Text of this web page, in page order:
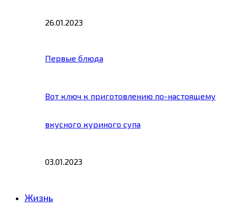
26.01.2023
Первые блюда
Вот ключ к приготовлению по-настоящему
вкусного куриного супа
03.01.2023
Жизнь